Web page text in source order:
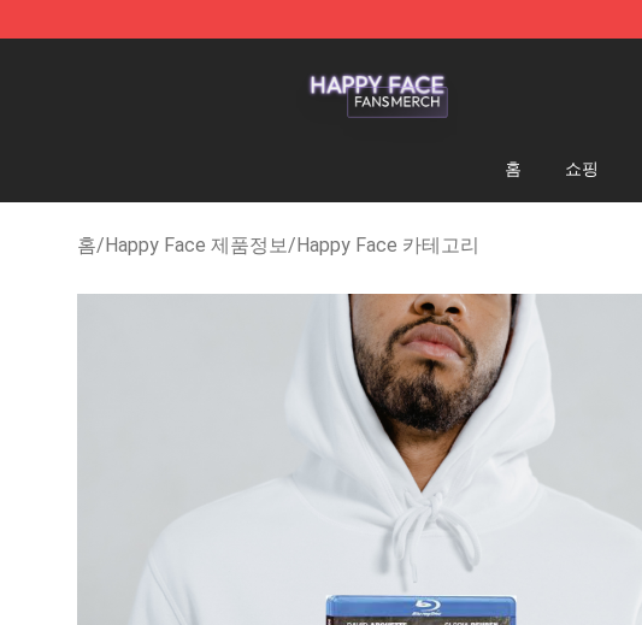
홈 쇼핑
홈/Happy Face 제품정보/Happy Face 카테고리